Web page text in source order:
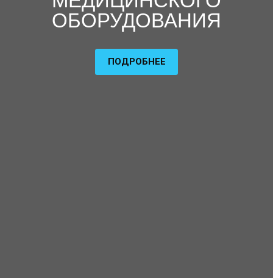
ОБОРУДОВАНИЯ
ПОДРОБНЕЕ